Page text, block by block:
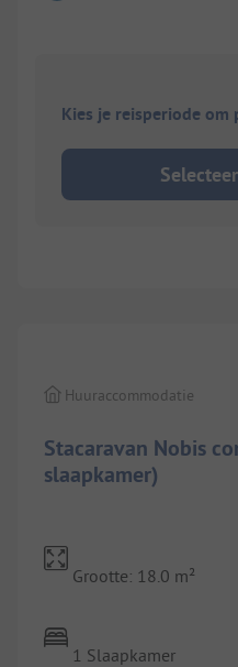
Kies je reisperiode
Stacaravan Nobis
slaapkamer)
Huuraccommodatie
Grootte: 18.0 m²
1 Slaapkamer